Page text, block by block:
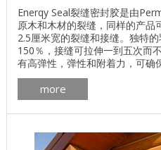
Enerqy Seal裂缝密封胶是由
原木和木材的裂缝，同样的产品
2.5厘米宽的裂缝和接缝。独特
150％，接缝可拉伸一到五次而
有高弹性，弹性和附着力，可确
材。用这种工具处理的接缝和裂
伸和收缩。 不同的颜色可以让
全干燥后，表面需要浸渍处理以
...
more